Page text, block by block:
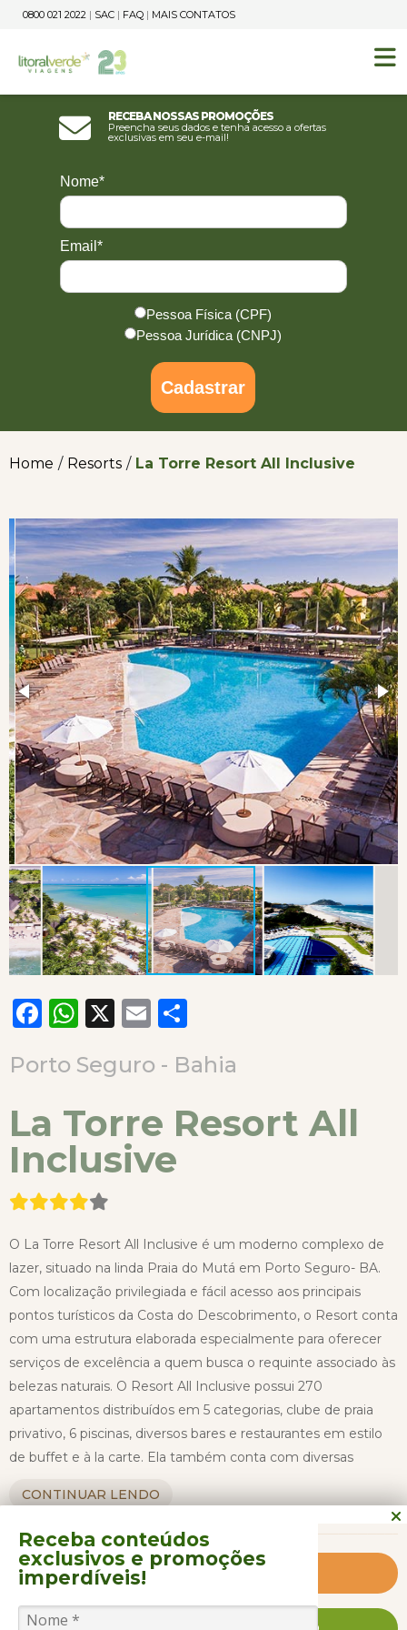
0800 021 2022 | SAC | FAQ | MAIS CONTATOS
Receba nossas promoções
Preencha seus dados e tenha acesso a ofertas
exclusivas em seu e-mail!
Nome*
Email*
Pessoa Física (CPF)
Pessoa Jurídica (CNPJ)
Cadastrar
Home / Resorts / La Torre Resort All Inclusive
Facebook
WhatsApp
X Email
Porto Seguro - Bahia
La Torre Resort All
Inclusive
O La Torre Resort All Inclusive é um moderno complexo de
lazer, situado na linda Praia do Mutá em Porto Seguro- BA.
Com localização privilegiada e fácil acesso aos principais
pontos turísticos da Costa do Descobrimento, o Resort conta
com uma estrutura elaborada especialmente para oferecer
serviços de excelência a quem busca o requinte associado às
belezas naturais. O Resort All Inclusive possui 270
apartamentos distribuídos em 5 categorias, clube de praia
privativo, 6 piscinas, diversos bares e restaurantes em estilo
de buffet e à la carte. Ela também conta com diversas
O Resort possui 6 piscinas localizadas nas áreas de
acomodações, com características muito especiais: a Piscina
Principal é cenário das brincadeiras e desafios, com aulas de
hidroginástica e hits da Bahia; a Piscina Spa é perfeita para
CONTINUAR LENDO
Saiba Mais
Receba conteúdos
exclusivos e promoções
imperdíveis!